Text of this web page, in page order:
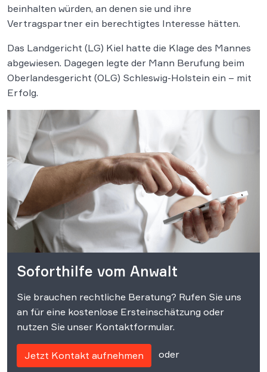
beinhalten würden, an denen sie und ihre
Vertragspartner ein berechtigtes Interesse hätten.
Das Landgericht (LG) Kiel hatte die Klage des Mannes
abgewiesen. Dagegen legte der Mann Berufung beim
Oberlandesgericht (OLG) Schleswig-Holstein ein – mit
Erfolg.
Soforthilfe vom Anwalt
Sie brauchen rechtliche Beratung? Rufen Sie uns
an für eine kostenlose Ersteinschätzung oder
nutzen Sie unser Kontaktformular.
Jetzt Kontakt aufnehmen oder